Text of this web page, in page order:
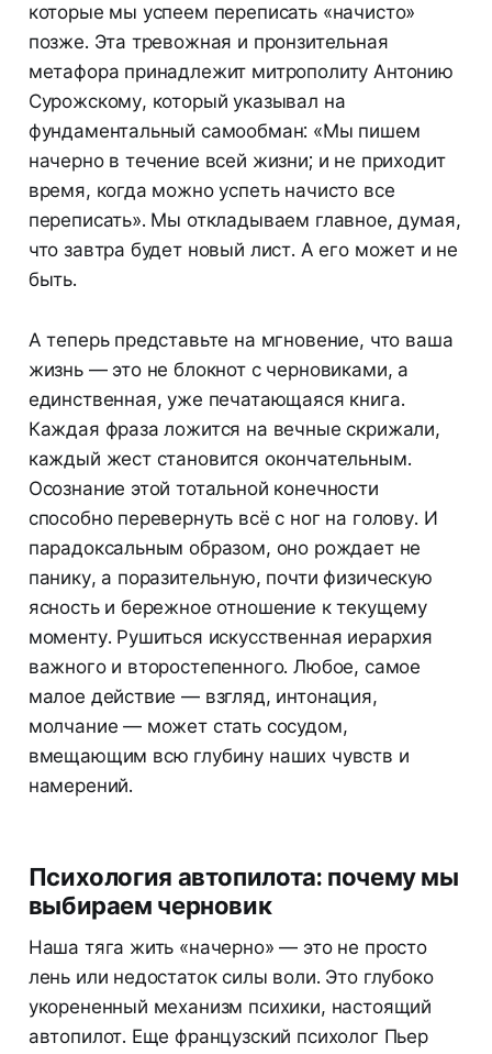
которые мы успеем переписать «начисто»
позже. Эта тревожная и пронзительная
метафора принадлежит митрополиту Антонию
Сурожскому, который указывал на
фундаментальный самообман: «Мы пишем
начерно в течение всей жизни; и не приходит
время, когда можно успеть начисто все
переписать». Мы откладываем главное, думая,
что завтра будет новый лист. А его может и не
быть.
А теперь представьте на мгновение, что ваша
жизнь — это не блокнот с черновиками, а
единственная, уже печатающаяся книга.
Каждая фраза ложится на вечные скрижали,
каждый жест становится окончательным.
Осознание этой тотальной конечности
способно перевернуть всё с ног на голову. И
парадоксальным образом, оно рождает не
панику, а поразительную, почти физическую
ясность и бережное отношение к текущему
моменту. Рушиться искусственная иерархия
важного и второстепенного. Любое, самое
малое действие — взгляд, интонация,
молчание — может стать сосудом,
вмещающим всю глубину наших чувств и
намерений.
Психология автопилота: почему мы
выбираем черновик
Наша тяга жить «начерно» — это не просто
лень или недостаток силы воли. Это глубоко
укорененный механизм психики, настоящий
автопилот. Еще французский психолог Пьер